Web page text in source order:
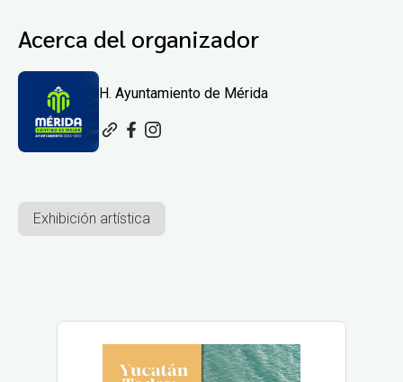
Acerca del organizador
H. Ayuntamiento de Mérida
Exhibición artística